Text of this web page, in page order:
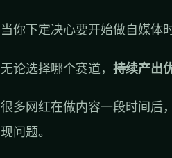
当你下定决心要开始做自媒体
无论选择哪个赛道， 持续产出
很多网红在做内容一段时间后
现问题。